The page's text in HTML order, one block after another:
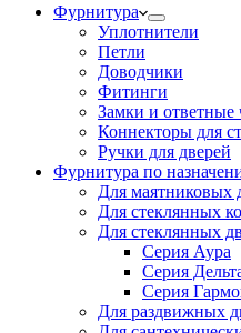
Фурнитура
Уплотнители
Петли
Доводчики
Фитинги
Замки и ответные
Коннекторы для
Ручки для дверей
Фурнитура по
Для маятниковых
Для стеклянных
Для стеклянных
Серия Аура
Серия
Серия
Для раздвижных